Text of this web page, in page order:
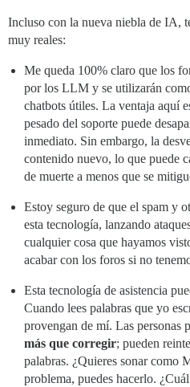
Incluso con la nueva niebla de IA,
muy reales:
Me queda 100% claro que los
por los LLM y se utilizarán
chatbots útiles. La ventaja aquí
pesado del soporte puede
inmediato. Sin embargo, la
contenido nuevo, lo que puede
de muerte a menos que se
Estoy seguro de que el spam y
esta tecnología, lanzando
cualquier cosa que hayamos
acabar con los foros si no
Esta tecnología de asistencia
Cuando lees palabras que yo
provengan de mí. Las personas
más que corregir; pueden
palabras. ¿Quieres sonar como
problema, puedes hacerlo.